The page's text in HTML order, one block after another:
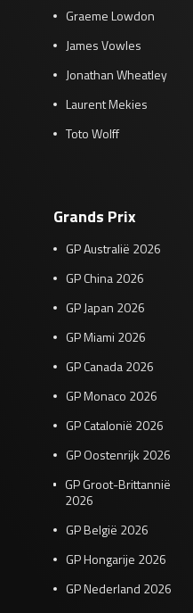
Graeme Lowdon
James Vowles
Jonathan Wheatley
Laurent Mekies
Toto Wolff
Grands Prix
GP Australië 2026
GP China 2026
GP Japan 2026
GP Miami 2026
GP Canada 2026
GP Monaco 2026
GP Catalonië 2026
GP Oostenrijk 2026
GP Groot-Brittannië
2026
GP België 2026
GP Hongarije 2026
GP Nederland 2026